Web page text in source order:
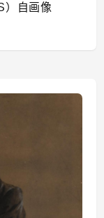
）自画像